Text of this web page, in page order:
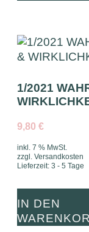
1/2021
9,80€
inkl. 7 % MwSt.
zzgl.Versandkosten
Lieferzeit:3 - 5 Tage
IN DEN